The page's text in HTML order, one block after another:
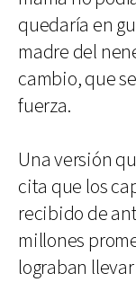
quedaría en
madre del
cambio, que
fuerza.
Una versión
cita que los
recibido de
millones
lograban